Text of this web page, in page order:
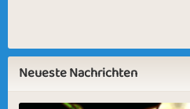
Neueste Nachrichten